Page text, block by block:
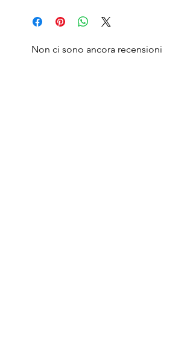
Non ci sono ancora recensioni